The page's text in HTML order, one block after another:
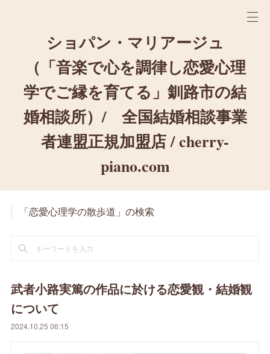
ショパン・マリアージュ
（「音楽で心を調律し恋愛心理
学でご縁を育てる」釧路市の結
婚相談所）/ 全国結婚相談事業
者連盟正規加盟店 / cherry-
piano.com
「恋愛心理学の散歩道」の検索
武者小路実篤の作品に於ける恋愛観・結婚観
について
2024.10.25 06:15